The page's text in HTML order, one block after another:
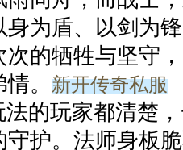
身为盾、以剑为
的牺牲与坚守
。 新开传奇私服
的玩家都清楚
守护。法师身板